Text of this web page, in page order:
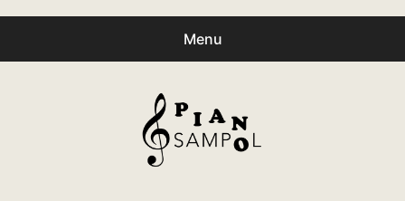
Menu
0,00€